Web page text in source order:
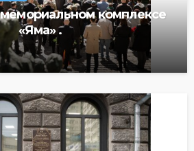
комплексе
«Яма» .